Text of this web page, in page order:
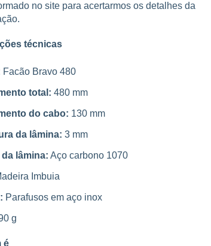
no site para acertarmos os detalhes da
técnicas
Facão Bravo 480
total: 480 mm
do cabo: 130 mm
da lâmina: 3 mm
da lâmina: Aço carbono 1070
Imbuia
Parafusos em aço inox
g
é